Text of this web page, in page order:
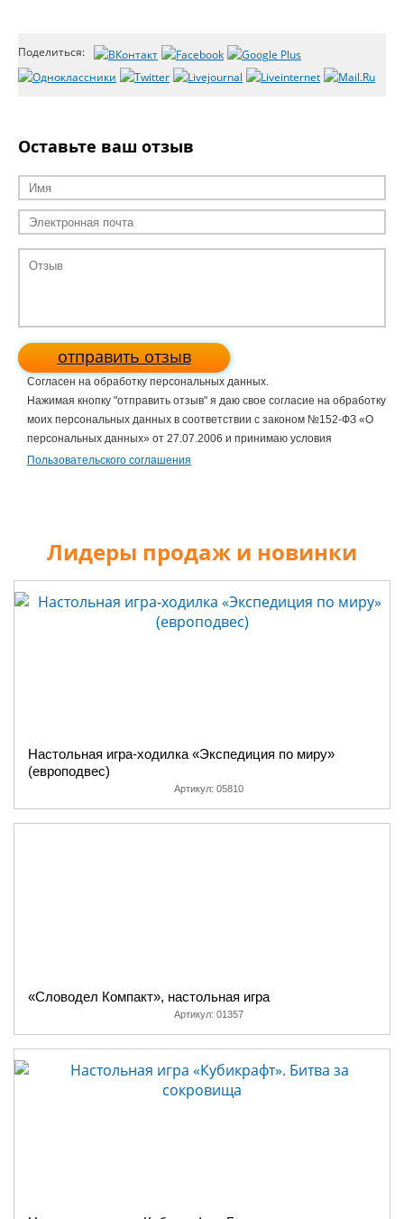
Поделиться:
Оставьте ваш отзыв
отправить отзыв
Согласен на обработку персональных данных.
Нажимая кнопку "отправить отзыв" я даю свое согласие на обработку
моих персональных данных в соответствии с законом №152-ФЗ «О
персональных данных» от 27.07.2006 и принимаю условия
Пользовательского соглашения
Лидеры продаж и новинки
Настольная игра-ходилка «Экспедиция по миру»
(европодвес)
Артикул: 05810
«Словодел Компакт», настольная игра
Артикул: 01357